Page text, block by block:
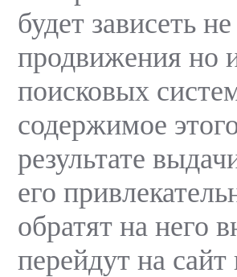
будет зависеть
продвижения но
поисковых
содержимое
результате
его
обратят на него
перейдут на сайт